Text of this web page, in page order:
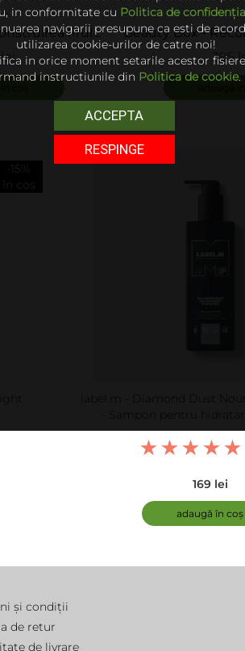
ADAUGĂ
firului
Plex
Beauty Box -
de par - M-
395
-15%
în coș
label.m - Diamond Dust
- Sampon pentru
169 lei
adaugă în coș
și condiții
de retur
de livrare
in conformitate cu Politica de
navigarii presupune ca esti de
utilizarea cookie-urilor de catre noi!
in orice moment setarile acestor
instructiunile din Politica de cookie.
ACCEPTA
RESPINGE